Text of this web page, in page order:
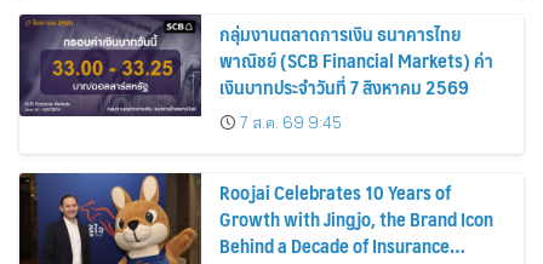
กลุ่มงานตลาดการเงิน ธนาคารไทย
พาณิชย์ (SCB Financial Markets) ค่า
เงินบาทประจำวันที่ 7 สิงหาคม 2569
7 ส.ค. 69 9:45
Roojai Celebrates 10 Years of
Growth with Jingjo, the Brand Icon
Behind a Decade of Insurance